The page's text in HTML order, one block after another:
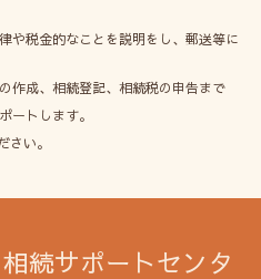
や税金的なことを説明をし、郵送等に
作成、相続登記、相続税の申告まで
ートします。
い。
続サポートセンタ